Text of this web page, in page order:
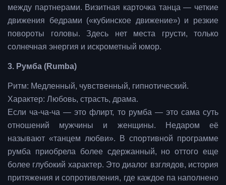
между партнерами. Визитная карточка танца — четкие
движения бедрами («кубинское движение») и резкие
повороты головы. Здесь нет места грусти, только
солнечная энергия и искрометный юмор.
3. Румба (Rumba)
Ритм: Медленный, чувственный, гипнотический.
Характер: Любовь, страсть, драма.
Если ча-ча-ча — это флирт, то румба — это сама суть
отношений мужчины и женщины. Недаром её
называют «танцем любви». В спортивной программе
румба приобрела более сдержанный, но оттого еще
более глубокий характер. Это диалог взглядов, история
притяжения и сопротивления, где каждое па наполнено